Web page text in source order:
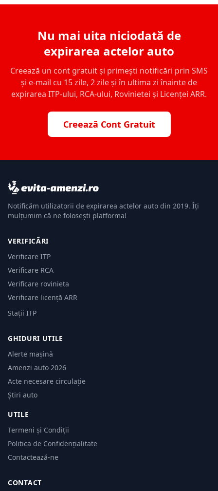
Nu mai uita niciodată de
expirarea actelor auto
Creează un cont gratuit și primești notificări prin SMS
și e-mail cu 15 zile, 2 zile și în ultima zi înainte de
expirarea ITP-ului, RCA-ului, Rovinietei și Licenței ARR.
Creează Cont Gratuit
Notificăm utilizatorii de expirarea actelor auto din 2019. Îți
mulțumim că ne folosești platforma!
VERIFICĂRI
Verificare ITP
Verificare RCA
Verificare rovinieta
Verificare licență ARR
Stații ITP
GHIDURI UTILE
Alerte mașină
Amenzi auto 2026
Acte necesare circulație
Știri auto
UTILE
Termeni și Condiții
Politica de Confidențialitate
Contactează-ne
CONTACT